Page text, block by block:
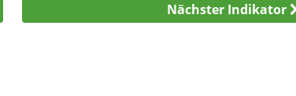
Nächster Indikator